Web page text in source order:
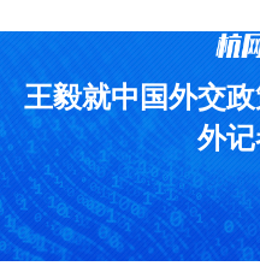
王毅就中国外交
外